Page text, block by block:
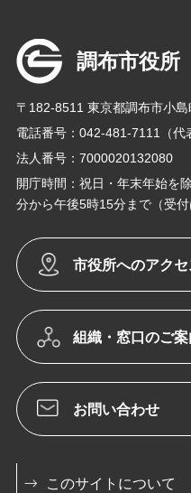
調布市役所
〒182-8511 東京都調布市小島
電話番号：042-481-7111（代
法人番号：7000020132080
開庁時間：祝日・年末年始を
分から午後5時15分まで（受付
市役所へのアクセ
組織・窓口のご案
お問い合わせ
このサイトについて